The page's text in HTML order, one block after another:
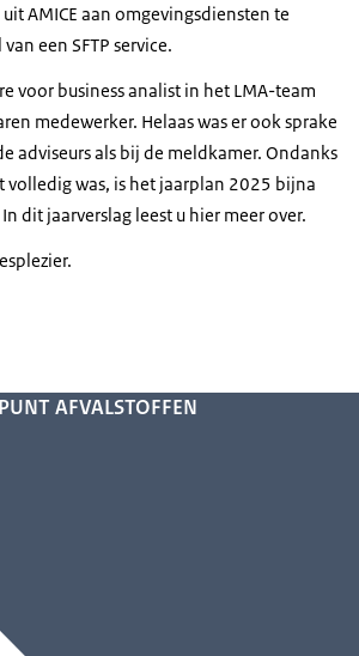
AMICE aan omgevingsdiensten te
een SFTP service.
voor business analist in het LMA-team
medewerker. Helaas was er ook sprake
adviseurs als bij de meldkamer. Ondanks
volledig was, is het jaarplan 2025 bijna
dit jaarverslag leest u hier meer over.
AFVALSTOFFEN